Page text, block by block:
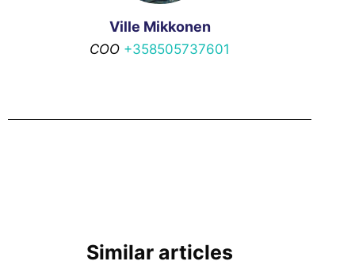
Ville Mikkonen
COO +358505737601
Similar articles